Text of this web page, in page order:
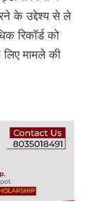
के उद्देश्य से ले
रिकॉर्ड को
मामले की